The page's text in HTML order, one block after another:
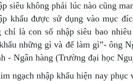
siêu không phải lúc nào cũng
khẩu được sử dụng vào mục
chỉ là con số nhập siêu bao
những gì và để làm gì”- ông
- Ngân hàng (Trường đại học
ngạch nhập khẩu hiện nay phục